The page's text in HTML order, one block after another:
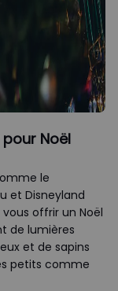
Noël
le
et Disneyland
offrir un Noël
de lumières
et de sapins
petits comme